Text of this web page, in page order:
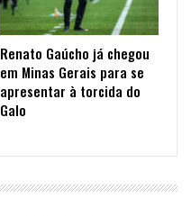
Renato Gaúcho já chegou
em Minas Gerais para se
apresentar à torcida do
Galo